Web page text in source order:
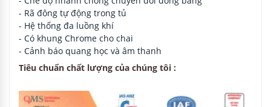
- Rã đông tự động trong tủ
- Hệ thống đa luồng khí
- Có khung Chrome cho chai
- Cảnh báo quang học và âm thanh
Tiêu chuẩn chất lượng của chúng tôi :